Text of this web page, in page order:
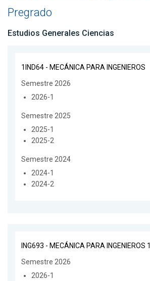
Pregrado
Estudios Generales Ciencias
1IND64 - MECÁNICA PARA INGENIEROS
Semestre 2026
2026-1
Semestre 2025
2025-1
2025-2
Semestre 2024
2024-1
2024-2
ING693 - MECÁNICA PARA INGENIEROS 1
Semestre 2026
2026-1